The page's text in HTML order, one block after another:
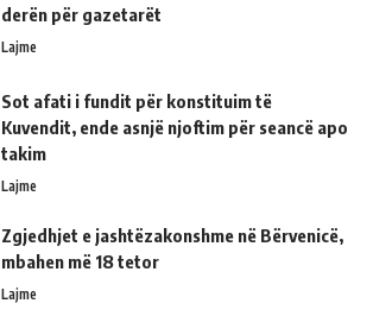
derën për gazetarët
Lajme
Sot afati i fundit për konstituim të
Kuvendit, ende asnjë njoftim për seancë apo
takim
Lajme
Zgjedhjet e jashtëzakonshme në Bërvenicë,
mbahen më 18 tetor
Lajme